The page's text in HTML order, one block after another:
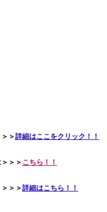
＞詳細はここをクリック！！
＞＞ こちら！！
＞＞詳細はこちら！！